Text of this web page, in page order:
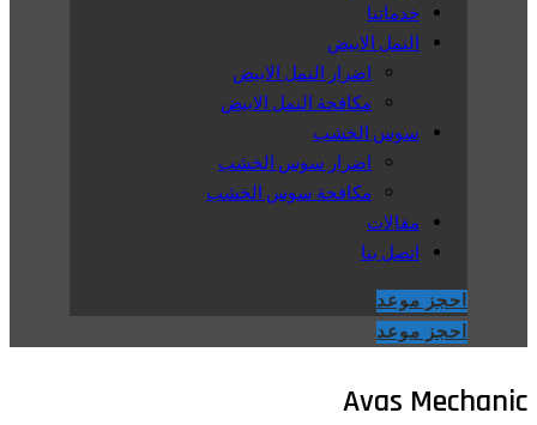
خدماتنا
النمل الابيض
اضرار النمل الابيض
مكافحة النمل الابيض
سوس الخشب
اضرار سوس الخشب
مكافحة سوس الخشب
مقالات
اتصل بنا
احجز موعد
احجز موعد
Avas Mechanic